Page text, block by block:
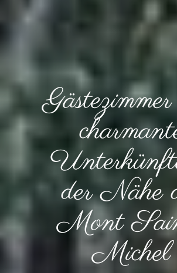
der Nähe
Mont
Michel